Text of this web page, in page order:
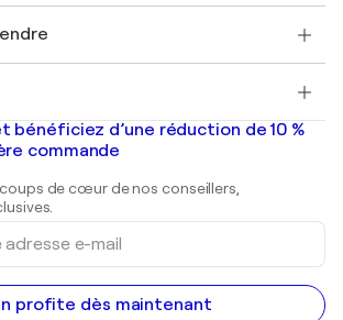
d'art original
à vendre
bénéficiez d’une réduction de 10 %
commande
de cœur de nos conseillers,
profite dès maintenant